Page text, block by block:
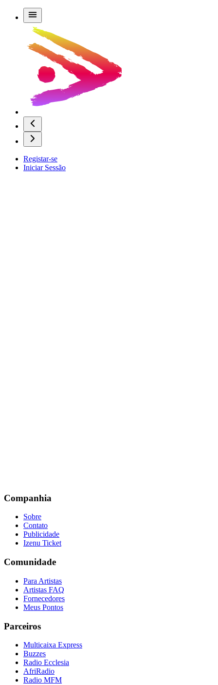
Registar-se
Iniciar Sessão
Companhia
Sobre
Contato
Publicidade
Izenu Ticket
Comunidade
Para Artistas
Artistas FAQ
Fornecedores
Meus Pontos
Parceiros
Multicaixa Express
Buzzes
Radio Ecclesia
AfriRadio
Radio MFM